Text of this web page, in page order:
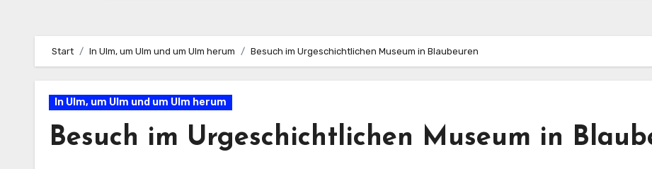
Start In Ulm, um Ulm und um Ulm herum Besuch im Urgeschichtlichen Museum in Blaubeuren
In Ulm, um Ulm und um Ulm herum
Besuch im Urgeschichtlichen Museum in